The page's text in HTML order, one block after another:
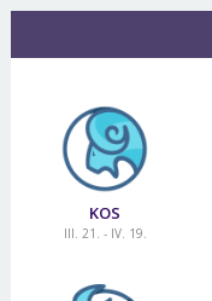
KOS
III. 21. - IV. 19.